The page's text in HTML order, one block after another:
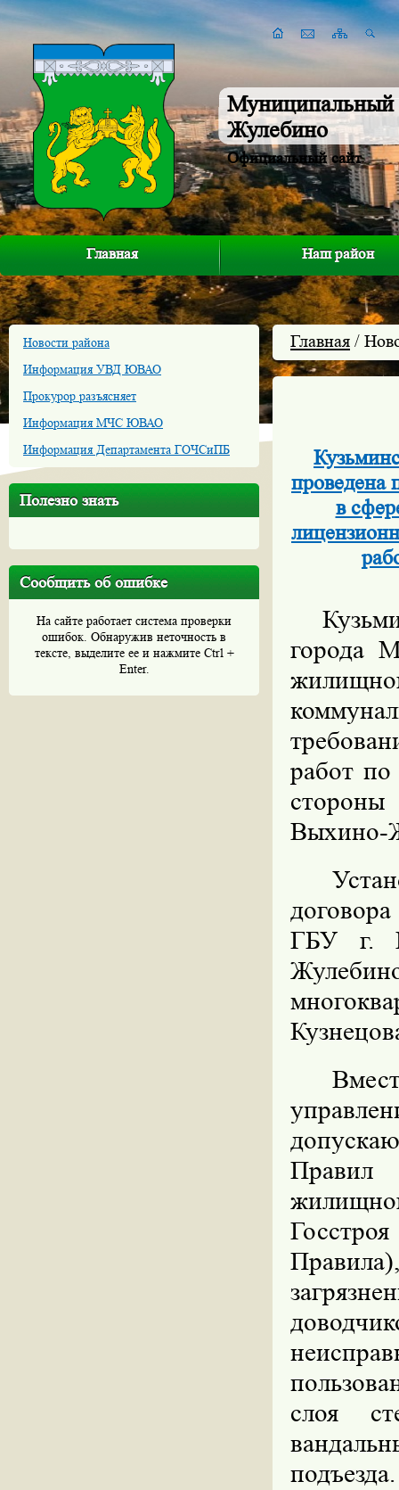
Муниципальный
Жулебино
Официальный сайт
Главная Наш район
Новости района
Информация УВД ЮВАО
Прокурор разъясняет
Информация МЧС ЮВАО
Информация Департамента ГОЧСиПБ
Полезно знать
Сообщить об ошибке
На сайте работает система проверки
ошибок. Обнаружив неточность в
тексте, выделите ее и нажмите Ctrl +
Enter.
Главная /
проведена
в
города
работ
Выхино-
ГБУ г.
Правил
слоя
подъезда.